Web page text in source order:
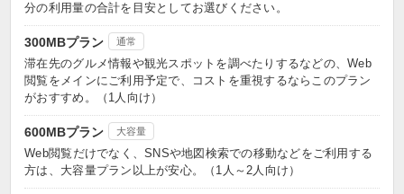
分の利用量の合計を目安としてお選びください。
300MBプラン 通常
滞在先のグルメ情報や観光スポットを調べたりするなどの、Web
閲覧をメインにご利用予定で、コストを重視するならこのプラン
がおすすめ。（1人向け）
600MBプラン 大容量
Web閲覧だけでなく、SNSや地図検索での移動などをご利用する
方は、大容量プラン以上が安心。（1人～2人向け）